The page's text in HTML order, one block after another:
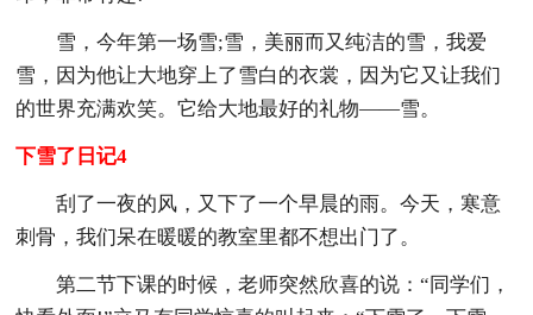
雪，今年第一场雪;雪，美丽而又纯洁的雪，我爱
雪，因为他让大地穿上了雪白的衣裳，因为它又让我们
的世界充满欢笑。它给大地最好的礼物——雪。
下雪了日记4
刮了一夜的风，又下了一个早晨的雨。今天，寒意
刺骨，我们呆在暖暖的教室里都不想出门了。
第二节下课的时候，老师突然欣喜的说：“同学们，